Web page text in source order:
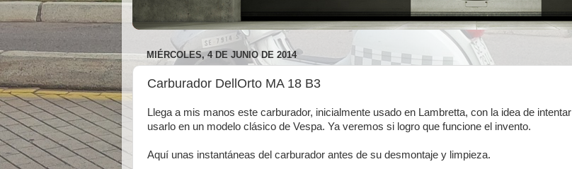
MIÉRCOLES, 4 DE JUNIO DE 2014
Carburador DellOrto MA 18 B3
Llega a mis manos este carburador, inicialmente usado en Lambretta, con la idea de intentar
usarlo en un modelo clásico de Vespa. Ya veremos si logro que funcione el invento.
Aquí unas instantáneas del carburador antes de su desmontaje y limpieza.